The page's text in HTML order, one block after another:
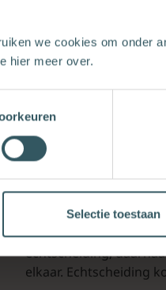
we cookies om onder
hier meer over.
Selectie toestaan
Basisinformatie en
druk hebben (dan heb
[…]
Pastoraat bij
Nico van der Voet
01-10-2015
Basisinformatie en
echtscheiding,
elkaar. Echtscheiding